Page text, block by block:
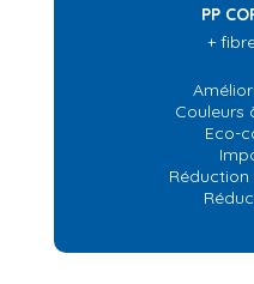
PP
+
Couleurs
Eco-